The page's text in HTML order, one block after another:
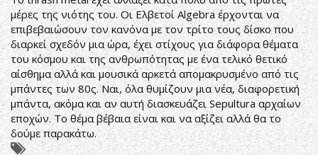
μέρες της νιότης του. Οι Ελβετοί Algebra έρχονται να
επιβεβαιώσουν τον κανόνα με τον τρίτο τους δίσκο που
διαρκεί σχεδόν μια ώρα, έχει στίχους για διάφορα θέματα
του κόσμου και της ανθρωπότητας με ένα τελικό θετικό
αίσθημα αλλά και μουσικά αρκετά απομακρυσμένο από τις
μπάντες των 80ς. Ναι, όλα θυμίζουν μια νέα, διαφορετική
μπάντα, ακόμα και αν αυτή διασκευάζει Sepultura αρχαίων
εποχών. Το θέμα βέβαια είναι και να αξίζει αλλά θα το
δούμε παρακάτω.